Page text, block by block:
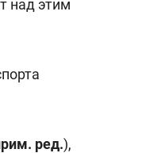
над этим
ред.),